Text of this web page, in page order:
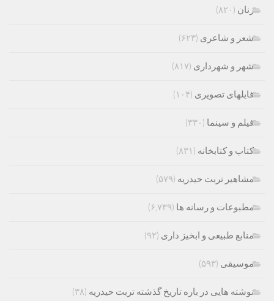
زنان (۸۲۰)
شعر و شاعری (۶۲۳)
شهر و شهرداری (۸۱۷)
فایلهای تصویری (۱۰۴)
فیلم و سینما (۳۳۰)
کتاب و کتابخانه (۸۳۱)
مشاهیر تربت حیدریه (۵۷۹)
مطبوعات و رسانه ها (۶,۷۳۹)
منابع طبیعی و ابخیز داری (۹۲)
موسیقی (۵۹۳)
نوشته هایی در باره تاریخ گذشته تربت حیدریه (۳۸)